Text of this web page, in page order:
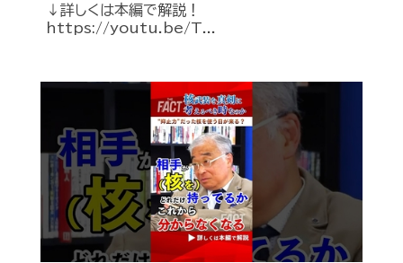
↓詳しくは本編で解説！
https://youtu.be/T...